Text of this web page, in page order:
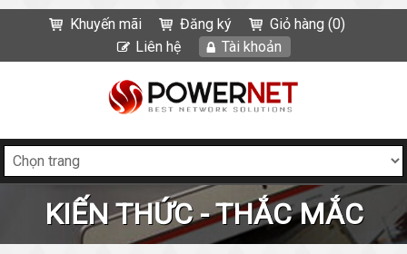
Khuyến mãi Đăng ký
Giỏ hàng (0)
Liên hệ
Tài khoản
KIẾN THỨC - THẮC MẮC